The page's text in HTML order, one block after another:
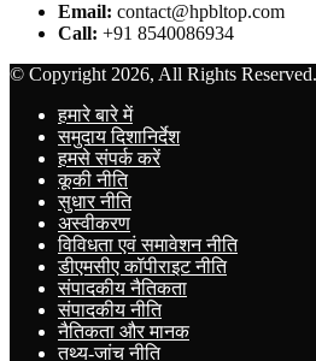
Email: contact@hpbltop.com
Call: +91 8540086934
© Copyright 2026, All Rights
हमारे बारे में
समुदाय दिशानिर्देश
हमसे संपर्क करें
कूकी नीति
सुधार नीति
अस्वीकरण
विविधता एवं समावेशन नीति
डीएमसीए कॉपीराइट नीति
संपादकीय नैतिकता
संपादकीय नीति
नैतिकता और मानक
तथ्य-जांच नीति